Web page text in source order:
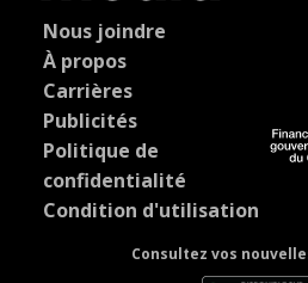
Nous joindre
À propos
Carrières
Publicités
Politique de
confidentialité
Condition d'utilisation
Consultez vos